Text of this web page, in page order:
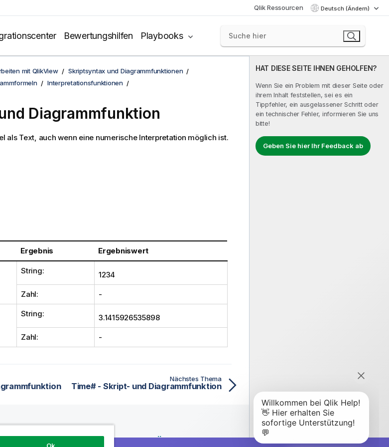
Qlik Ressourcen Deutsch (Ändern)
Bewertungshilfen Playbooks
HAT DIESE SEITE IHNEN GEHOLFEN?
Wenn Sie ein Problem mit dieser Seite oder
ihrem Inhalt feststellen, sei es ein
Tippfehler, ein ausgelassener Schritt oder
ein technischer Fehler, informieren Sie uns
bitte!
Geben Sie hier Ihr Feedback ab
mit QlikView
Skriptsyntax und Diagrammfunktionen
Interpretationsfunktionen
Diagrammfunktion
als Text, auch wenn eine numerische Interpretation möglich ist.
Ergebnis Ergebniswert
String: 1234
Zahl: -
String: 3.1415926535898
Zahl: -
Nächstes Thema
Time# - Skript- und Diagrammfunktion